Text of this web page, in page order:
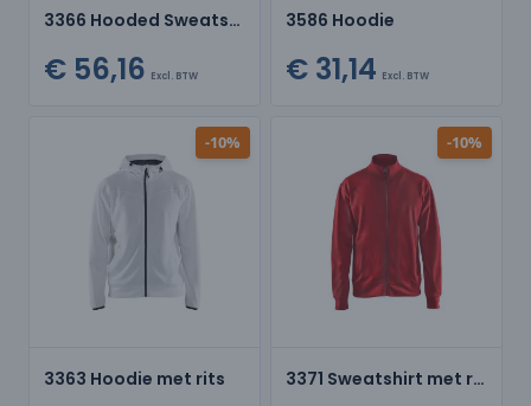
3366 Hooded Sweatshirt
€ 56,16 Excl. BTW
3586 Hoodie
€ 31,14 Excl. BTW
-10%
3363 Hoodie met rits
-10%
3371 Sweatshirt met rits